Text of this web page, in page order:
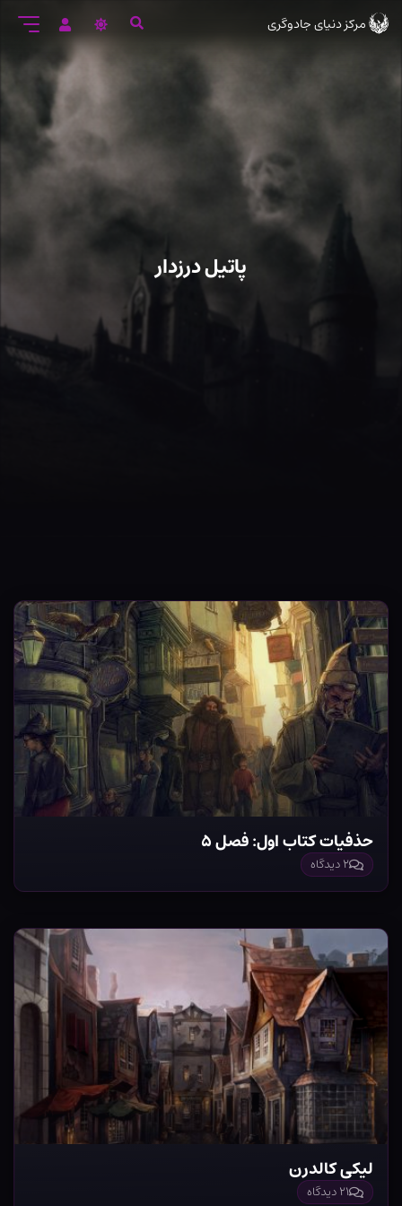
ورود
اصلی
مرکز دنیای جادوگری
پاتیل درزدار
حذفیات کتاب اول: فصل ۵
۲ دیدگاه
لیکی کالدرن
۲۱ دیدگاه